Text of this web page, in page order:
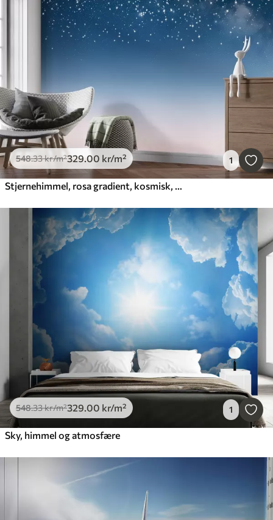
548.33kr/m²329.00 kr/m² 1
Stjernehimmel, rosa gradient, kosmisk, stjernebilder
548.33kr/m²329.00 kr/m² 1
Sky, himmel og atmosfære